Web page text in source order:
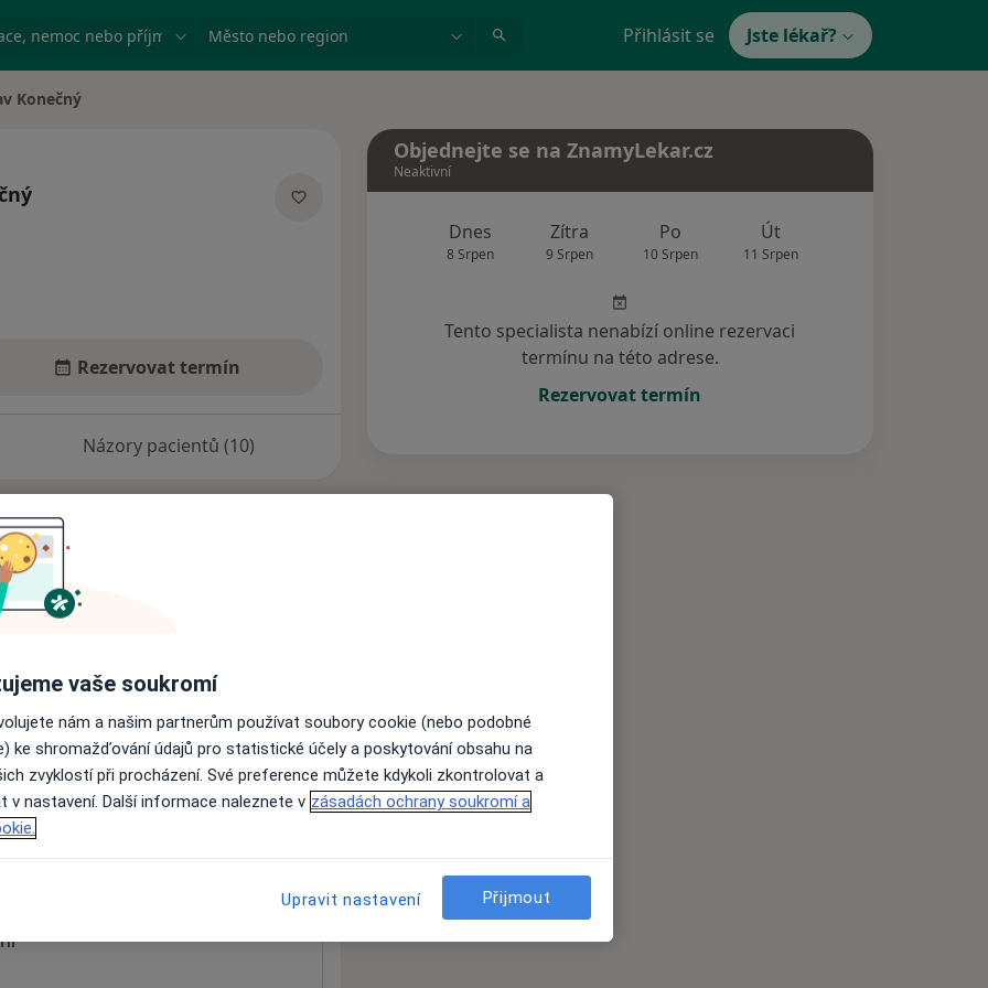
nemoc nebo příjmení Město nebo region Přihlásit se Jste lékař?
Konečný
Rezervovat termín
Názory pacientů (10)
nejsou k dispozici
informace o svých službách.
Objednejte se na ZnamyLekar.cz
Neaktivní
Dnes
8 Srpen
Zítra
9 Srpen
Po
10 Srpen
Út
11 Srpen
Tento specialista nenabízí online rezervaci
termínu na této adrese.
Rezervovat termín
vaše soukromí
nám a našim partnerům používat soubory cookie (nebo podobné
ke shromažďování údajů pro statistické účely a poskytování obsahu na
zvyklostí při procházení. Své preference můžete kdykoli zkontrolovat a
v nastavení. Další informace naleznete v zásadách ochrany soukromí a
Upravit nastavení Přijmout